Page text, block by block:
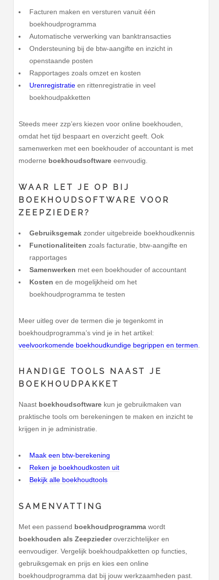
Facturen maken en versturen vanuit één
boekhoudprogramma
Automatische verwerking van banktransacties
Ondersteuning bij de btw-aangifte en inzicht in
openstaande posten
Rapportages zoals omzet en kosten
Urenregistratieen rittenregistratie in veel
boekhoudpakketten
Steeds meer zzp’ers kiezen voor online boekhouden,
omdat het tijd bespaart en overzicht geeft. Ook
samenwerken met een boekhouder of accountant is met
moderne boekhoudsoftware eenvoudig.
WAAR LET JE OP BIJ
BOEKHOUDSOFTWARE VOOR
ZEEPZIEDER?
Gebruiksgemakzonder uitgebreide boekhoudkennis
Functionaliteiten zoals facturatie, btw-aangifte en
rapportages
Samenwerken met een boekhouder of accountant
Kosten en de mogelijkheid om het
boekhoudprogramma te testen
Meer uitleg over de termen die je tegenkomt in
boekhoudprogramma’s vind je in het artikel:
veelvoorkomende boekhoudkundige begrippen en termen
HANDIGE TOOLS NAAST JE
BOEKHOUDPAKKET
Naast boekhoudsoftware kun je gebruikmaken van
praktische tools om berekeningen te maken en inzicht te
krijgen in je administratie.
Maak een btw-berekening
Reken je boekhoudkosten uit
Bekijk alle boekhoudtools
SAMENVATTING
Met een passend boekhoudprogramma wordt
boekhouden als Zeepziederoverzichtelijker en
eenvoudiger. Vergelijk boekhoudpakketten op functies,
gebruiksgemak en prijs en kies een online
boekhoudprogramma dat bij jouw werkzaamheden past.